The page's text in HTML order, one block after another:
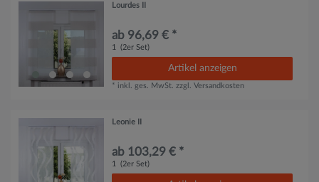
Lourdes II
ab 96,69 € *
1 (2er Set)
Artikel anzeigen
* inkl. ges. MwSt. zzgl.Versandkosten
Leonie II
ab 103,29 € *
1 (2er Set)